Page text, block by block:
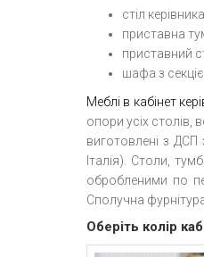
стіл
приставна
приставний
шафа з
Меблі в кабінет
опори усіх столів,
виготовлені з
Італія). Столи,
обробленими по
Сполучна
Оберіть колір